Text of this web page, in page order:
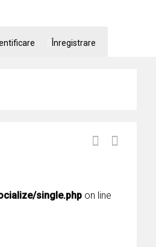
Înregistrare
single.php on line